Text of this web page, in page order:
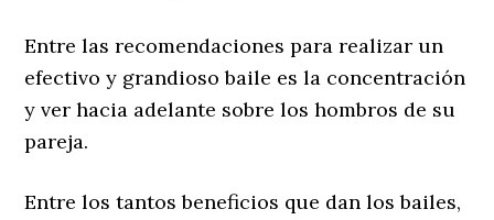
Entre las recomendaciones para realizar un
efectivo y grandioso baile es la concentración
y ver hacia adelante sobre los hombros de su
pareja.
Entre los tantos beneficios que dan los bailes,